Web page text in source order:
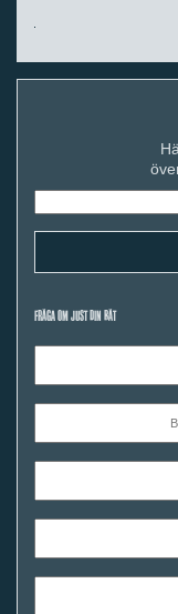
FRÅGA OM JUST DIN BÅT